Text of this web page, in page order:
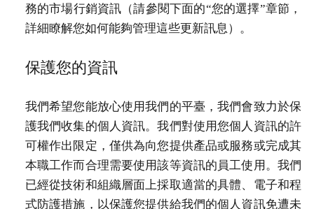
務的市場行銷資訊（請參閱下面的“您的選擇”章節，
詳細瞭解您如何能夠管理這些更新訊息）。
保護您的資訊
我們希望您能放心使用我們的平臺，我們會致力於保
護我們收集的個人資訊。我們對使用您個人資訊的許
可權作出限定，僅供為向您提供產品或服務或完成其
本職工作而合理需要使用該等資訊的員工使用。我們
已經從技術和組織層面上採取適當的具體、電子和程
式防護措施，以保護您提供給我們的個人資訊免遭未